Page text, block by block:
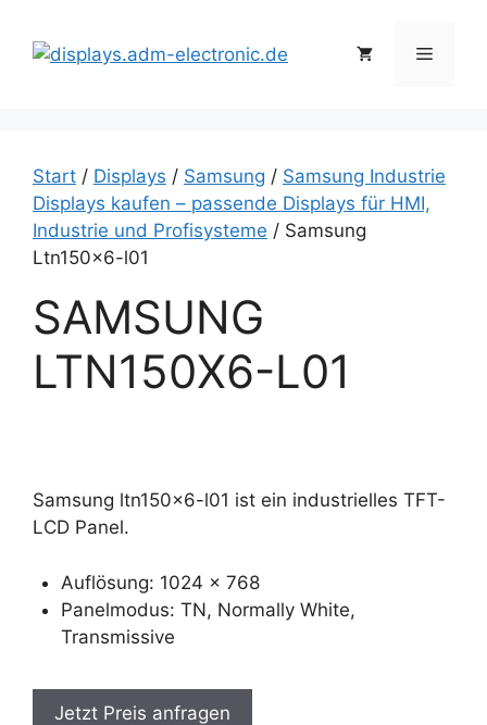
Inhalt
springen
Menü
Start / Displays / Samsung / Samsung Industrie
Displays kaufen – passende Displays für HMI,
Industrie und Profisysteme / Samsung
Ltn150x6-l01
SAMSUNG
LTN150X6-L01
Samsung ltn150x6-l01 ist ein industrielles TFT-
LCD Panel.
Auflösung: 1024 x 768
Panelmodus: TN, Normally White,
Transmissive
Jetzt Preis anfragen